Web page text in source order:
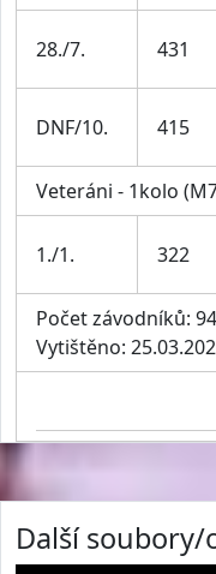
28./7. 431
DNF/10. 415
Veteráni - 1kolo
1./1. 322
Počet závodníků: 94
Vytištěno:
Další soubory/